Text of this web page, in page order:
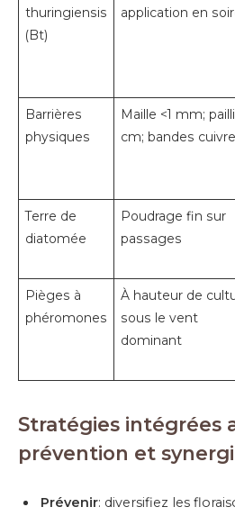
thuringiensis
(Bt)
application en
Barrières
physiques
Maille <1 mm;
cm; bandes cuivre
Terre de
diatomée
Poudrage fin sur
passages
Pièges à
phéromones
À hauteur de
sous le vent
dominant
Stratégies intégrées
prévention et
Prévenir: diversifiez les